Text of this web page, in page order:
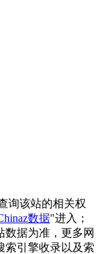
询该站的相关权
数据"进入；
数据为准，更多网
索引擎收录以及索